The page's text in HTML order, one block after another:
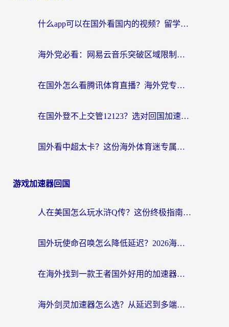
什么app可以在国外看国内的视频？留学生亲测好用的回国加速器指南
海外党必看：网易云音乐突破区域限制，轻松听国内歌、刷喜马拉雅的正确姿势
在国外怎么看腾讯体育直播？海外党专属体育赛事观看指南（附避坑技巧）
在国外登不上交管12123？选对回国加速器，轻松解决海外访问国内资源难题
国外看中超太卡？这份海外体育迷专属的回国加速指南请收好
游戏加速器回国
人在美国怎么玩水浒Q传？这份终极指南帮你解决延迟和连接难题
国外玩使命召唤怎么降低延迟？2026海外国服游戏加速器终极指南（附实测推荐）
在海外找到一款王者国外好用的加速器，到底有多难？
海外剑灵加速器怎么选？从延迟到多端支持，这篇指南帮你告别卡顿（附墨西哥魔力宝贝&瑞士脑筋急转弯玩法）